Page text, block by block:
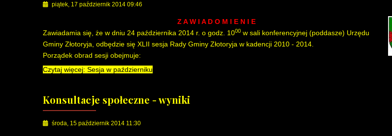
piątek, 17 październik 2014 09:46
Z A W I A D O M I E N I E
Zawiadamia się, że w dniu 24 października 2014 r. o godz. 1000 w sali konferencyjnej (poddasze) Urzędu
Gminy Złotoryja, odbędzie się XLII sesja Rady Gminy Złotoryja w kadencji 2010 - 2014.
Porządek obrad sesji obejmuje:
Czytaj więcej: Sesja w październiku
Konsultacje społeczne - wyniki
środa, 15 październik 2014 11:30